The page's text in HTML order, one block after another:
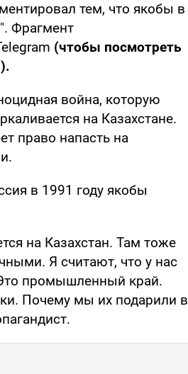
тем, что якобы в
Фрагмент
(чтобы посмотреть
война, которую
на Казахстане.
право напасть на
в 1991 году якобы
на Казахстан. Там тоже
Я считают, что у нас
промышленный край.
Почему мы их подарили в